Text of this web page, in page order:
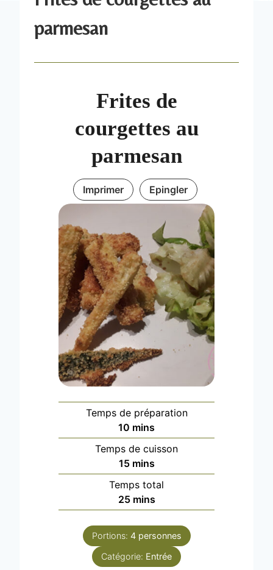
parmesan
Frites de
courgettes au
parmesan
Imprimer Epingler
Temps de préparation
10 m
i
n
u
t
e
mins
Temps de cuisson
15m
i
n
u
e
mins
Temps total
25m
i
n
u
t
mins
Portions: 4 personnes
Catégorie: Entrée